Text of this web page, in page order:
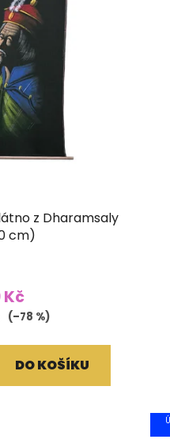
z Dharamsaly
cm)
Kč
(–78 %)
DO KOŠÍKU